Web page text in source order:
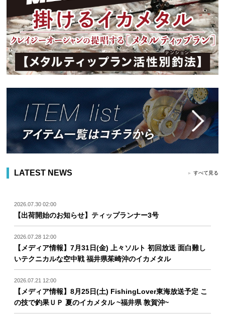
LATEST NEWS すべて見る
2026.07.30 02:00
【出荷開始のお知らせ】ティップランナー3号
2026.07.28 12:00
【メディア情報】7月31日(金) 上々ソルト 初回放送 面白難し
いテクニカルな空中戦 福井県茱崎沖のイカメタル
2026.07.21 12:00
【メディア情報】8月25日(土) FishingLover東海放送予定 こ
の技で釣果ＵＰ 夏のイカメタル ~福井県 敦賀沖~